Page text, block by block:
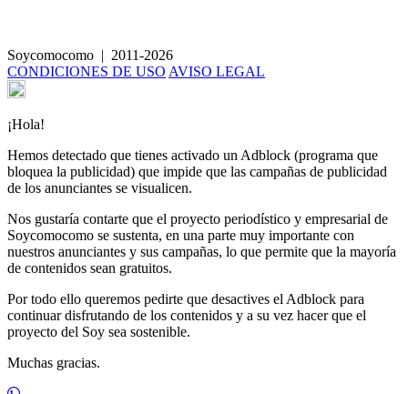
Soycomocomo | 2011-2026
CONDICIONES DE USO AVISO LEGAL
¡Hola!
Hemos detectado que tienes activado un Adblock (programa que
bloquea la publicidad) que impide que las campañas de publicidad
de los anunciantes se visualicen.
Nos gustaría contarte que el proyecto periodístico y empresarial de
Soycomocomo se sustenta, en una parte muy importante con
nuestros anunciantes y sus campañas, lo que permite que la mayoría
de contenidos sean gratuitos.
Por todo ello queremos pedirte que desactives el Adblock para
continuar disfrutando de los contenidos y a su vez hacer que el
proyecto del Soy sea sostenible.
Muchas gracias.